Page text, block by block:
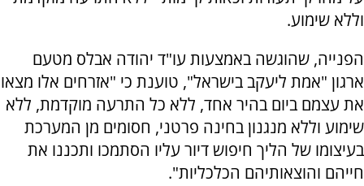
וללא שימוע.
הפנייה, שהוגשה באמצעות עו"ד יהודה אבלס מטעם
ארגון "אמת ליעקב בישראל", טוענת כי "אזרחים אלו מצאו
את עצמם ביום בהיר אחד, ללא כל התרעה מוקדמת, ללא
שימוע וללא מנגנון בחינה פרטני, חסומים מן המערכת
בעיצומו של הליך חיפוש דיור עליו הסתמכו ותכננו את
חייהם והוצאותיהם הכלכליות".